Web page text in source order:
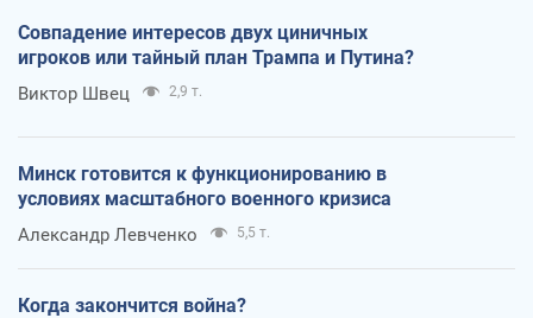
Совпадение интересов двух циничных
игроков или тайный план Трампа и Путина?
Виктор Швец 2,9 т.
Минск готовится к функционированию в
условиях масштабного военного кризиса
Александр Левченко 5,5 т.
Когда закончится война?